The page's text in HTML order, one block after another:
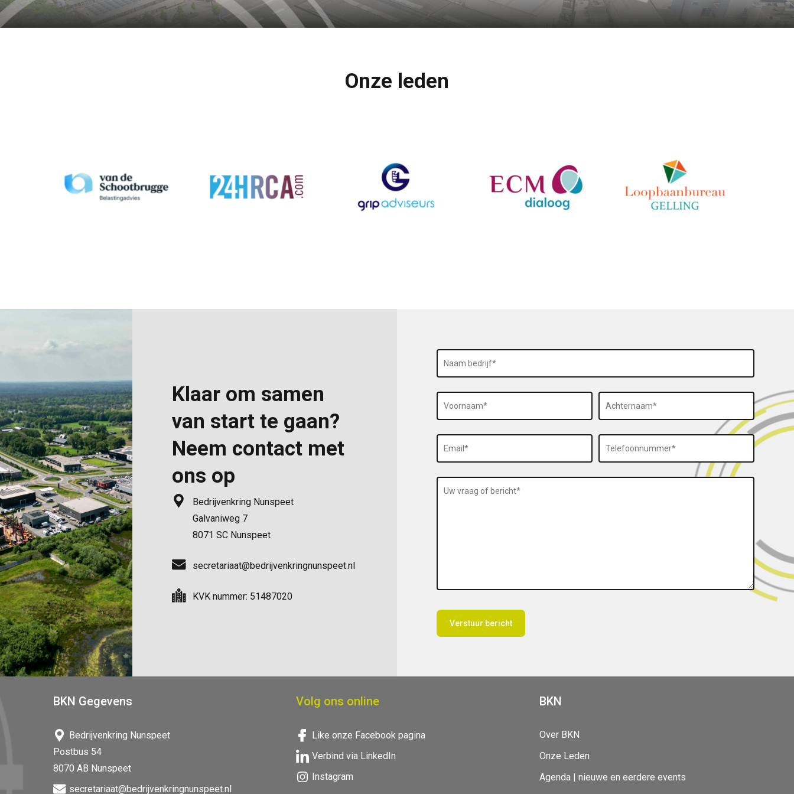
Onze leden
Klaar om samen
van start te gaan?
Neem contact met
ons op
Bedrijvenkring Nunspeet
Galvaniweg 7
8071 SC Nunspeet
secretariaat@bedrijvenkringnunspeet.nl
KVK nummer: 51487020
BKN Gegevens
Bedrijvenkring Nunspeet
Postbus 54
8070 AB Nunspeet
secretariaat@bedrijvenkringnunspeet.nl
Volg ons online
Like onze Facebook pagina
Verbind via LinkedIn
Instagram
BKN
Over BKN
Onze Leden
Agenda | nieuwe en eerdere events